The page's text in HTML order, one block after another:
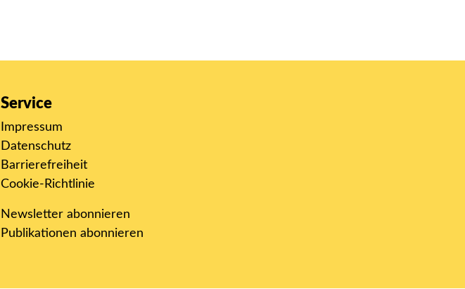
Service
Impressum
Datenschutz
Barrierefreiheit
Cookie-Richtlinie
Newsletter abonnieren
Publikationen abonnieren